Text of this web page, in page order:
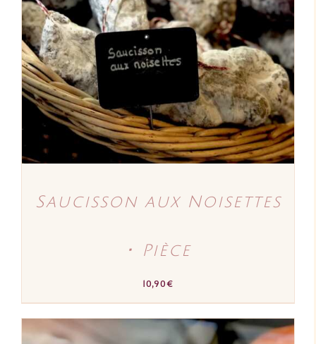
AJOUTER AU PANIER
/
DÉTAILS
Saucisson aux Noisettes
･ Pièce
10,90€